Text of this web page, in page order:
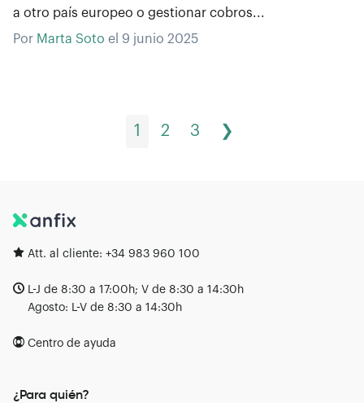
a otro país europeo o gestionar cobros...
Por Marta Soto el 9 junio 2025
1 2 3 ❯
Att. al cliente: +34 983 960 100
L-J de 8:30 a 17:00h; V de 8:30 a 14:30h
Agosto: L-V de 8:30 a 14:30h
Centro de ayuda
¿Para quién?